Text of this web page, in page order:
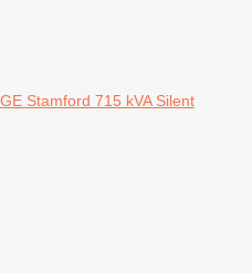
Stamford 715 kVA Silent